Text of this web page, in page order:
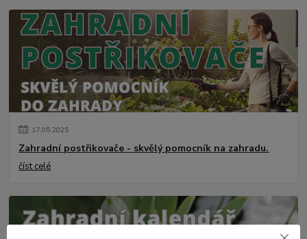
17.05.2025
Zahradní postřikovače - skvělý pomocník na zahradu.
číst celé